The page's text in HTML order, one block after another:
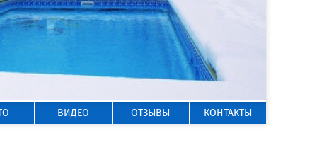
ВИДЕО ОТЗЫВЫ КОНТАКТЫ